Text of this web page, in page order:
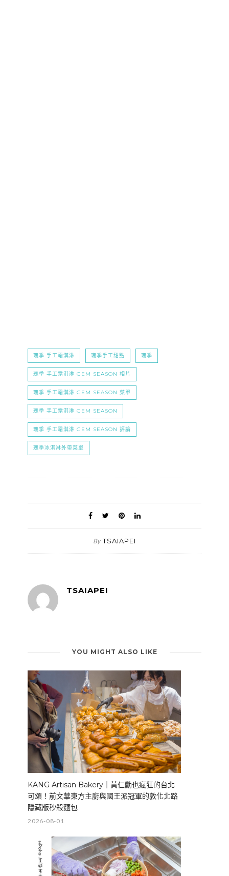
瑰季 手工霜淇淋 瑰季手工甜點 瑰季
瑰季 手工霜淇淋 GEM SEASON 相片
瑰季 手工霜淇淋 GEM SEASON 菜單
瑰季 手工霜淇淋 GEM SEASON
瑰季 手工霜淇淋 GEM SEASON 評論
瑰季冰淇淋外帶菜單
By TSAIAPEI
TSAIAPEI
YOU MIGHT ALSO LIKE
KANG Artisan Bakery｜黃仁勳也瘋狂的台北
可頌！前文華東方主廚與國王派冠軍的敦化北路
隱藏版秒殺麵包
2026-08-01